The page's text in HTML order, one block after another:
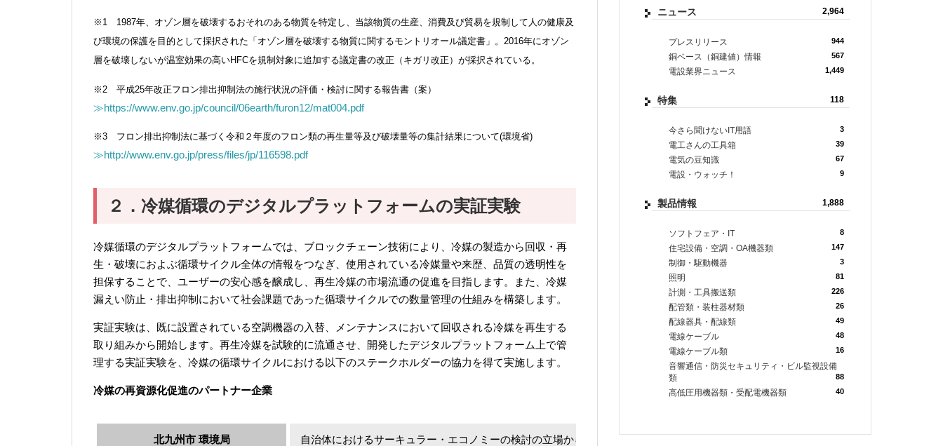
※1 1987年、オゾン層を破壊するおそれのある物質を特定し、当該物質の生産、消費及び貿易を規制して人の健康及
び環境の保護を目的として採択された「オゾン層を破壊する物質に関するモントリオール議定書」。2016年にオゾン
層を破壊しないが温室効果の高いHFCを規制対象に追加する議定書の改正（キガリ改正）が採択されている。
※2 平成25年改正フロン排出抑制法の施行状況の評価・検討に関する報告書（案）
≫https://www.env.go.jp/council/06earth/furon12/mat004.pdf
※3 フロン排出抑制法に基づく令和２年度のフロン類の再生量等及び破壊量等の集計結果について(環境省)
≫http://www.env.go.jp/press/files/jp/116598.pdf
２．冷媒循環のデジタルプラットフォームの実証実験
冷媒循環のデジタルプラットフォームでは、ブロックチェーン技術により、冷媒の製造から回収・再
生・破壊におよぶ循環サイクル全体の情報をつなぎ、使用されている冷媒量や来歴、品質の透明性を
担保することで、ユーザーの安心感を醸成し、再生冷媒の市場流通の促進を目指します。また、冷媒
漏えい防止・排出抑制において社会課題であった循環サイクルでの数量管理の仕組みを構築します。
実証実験は、既に設置されている空調機器の入替、メンテナンスにおいて回収される冷媒を再生する
取り組みから開始します。再生冷媒を試験的に流通させ、開発したデジタルプラットフォーム上で管
理する実証実験を、冷媒の循環サイクルにおける以下のステークホルダーの協力を得て実施します。
冷媒の再資源化促進のパートナー企業
北九州市 環境局 自治体におけるサーキュラー・エコノミーの検討の立場からの協力。冷媒のストック情報、回収および再生冷媒の利用案件を提供。
ニュース 2,964
プレスリリース 944
銅ベース（銅建値）情報 567
電設業界ニュース 1,449
特集 118
今さら聞けないIT用語 3
電工さんの工具箱 39
電気の豆知識 67
電設・ウォッチ！ 9
製品情報 1,888
ソフトフェア・IT 8
住宅設備・空調・OA機器類 147
制御・駆動機器 3
照明 81
計測・工具搬送類 226
配管類・装柱器材類 26
配線器具・配線類 49
電線ケーブル 48
電線ケーブル類 16
音響通信・防災セキュリティ・ビル監視設備
類
88
高低圧用機器類・受配電機器類 40